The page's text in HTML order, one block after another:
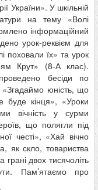
України». У шкільній
на тему «Волі
інформаційний
урок-реквієм для
поховали їх» та урок
Крут» (8-А клас).
бесіди по
юність, що
буде кінця», «Уроки
вічність у сурми
що полягли під
честі», «Хай вічно
як скло, товариства
двох тисячоліть
Пам’ятаємо про